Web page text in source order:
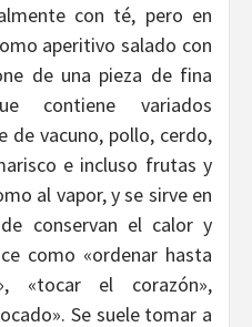
con té, pero en
aperitivo salado con
de una pieza de fina
contiene variados
de vacuno, pollo, cerdo,
e incluso frutas y
al vapor, y se sirve en
conservan el calor y
como «ordenar hasta
«tocar el corazón»,
Se suele tomar a